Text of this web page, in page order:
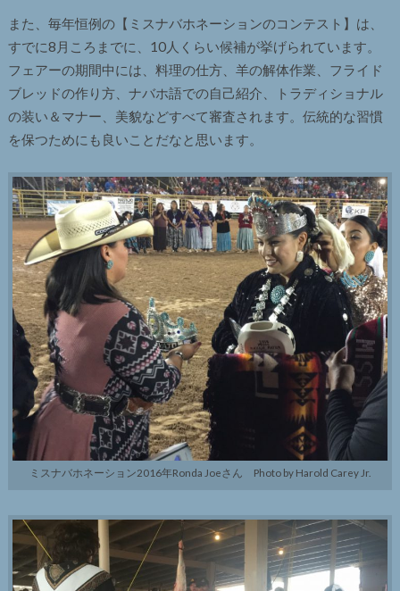
また、毎年恒例の【ミスナバホネーションのコンテスト】は、
すでに8月ころまでに、10人くらい候補が挙げられています。
フェアーの期間中には、料理の仕方、羊の解体作業、フライド
ブレッドの作り方、ナバホ語での自己紹介、トラディショナル
の装い＆マナー、美貌などすべて審査されます。伝統的な習慣
を保つためにも良いことだなと思います。
ミスナバホネーション2016年Ronda Joeさん Photo by Harold Carey Jr.